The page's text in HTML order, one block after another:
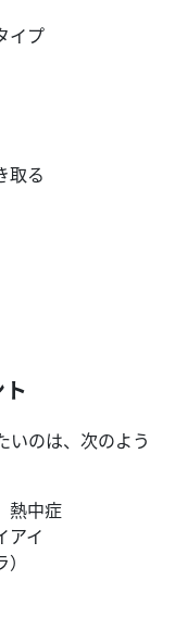
イプ
取る
いのは、次のよう
熱中症
アイ